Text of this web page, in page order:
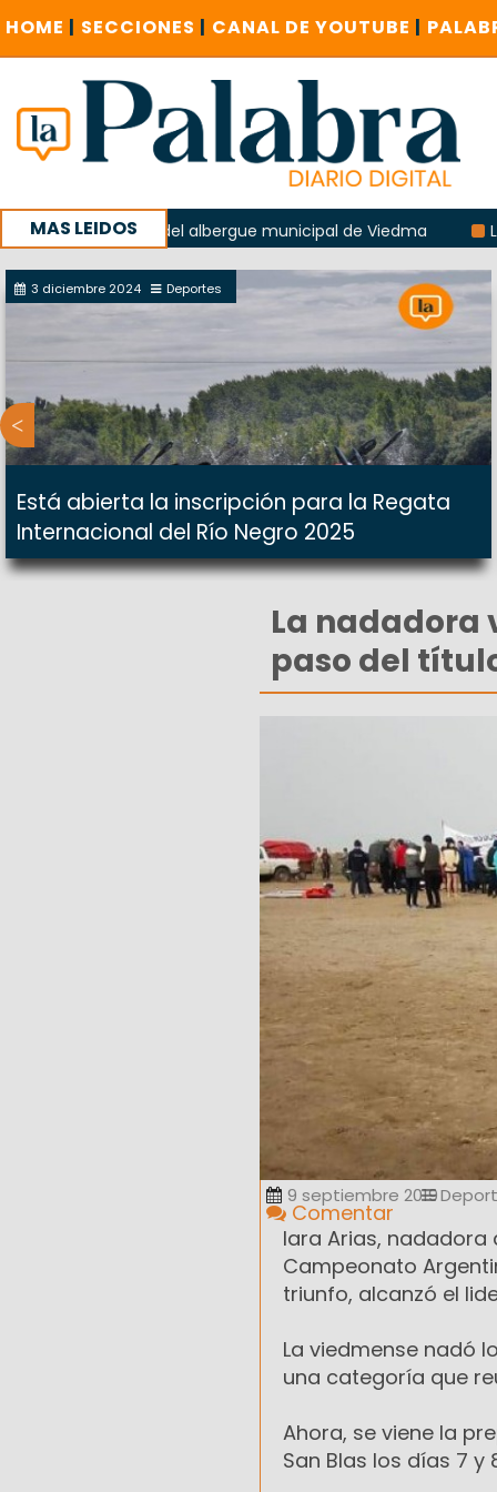
HOME | SECCIONES | CANAL DE YOUTUBE |
MAS LEIDOS
explosión del albergue municipal de Viedma La
con un encuentro provincial en Roca
3 diciembre 2024 Deportes
Está abierta la inscripción para la Regata
Internacional del Río Negro 2025
La nadadora
paso del
9 septiembre 2019
Comentar
Iara Arias, nadadora
Campeonato
triunfo, alcanzó el
La viedmense nadó
una categoría que
Ahora, se viene la
San Blas los días 7 y